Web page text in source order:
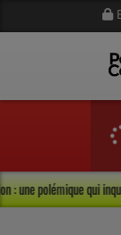
: une polémique